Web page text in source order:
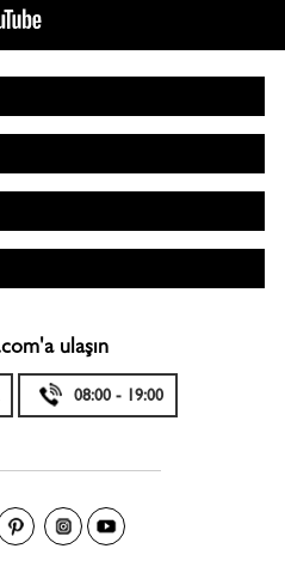
ulaşın
08:00 - 19:00